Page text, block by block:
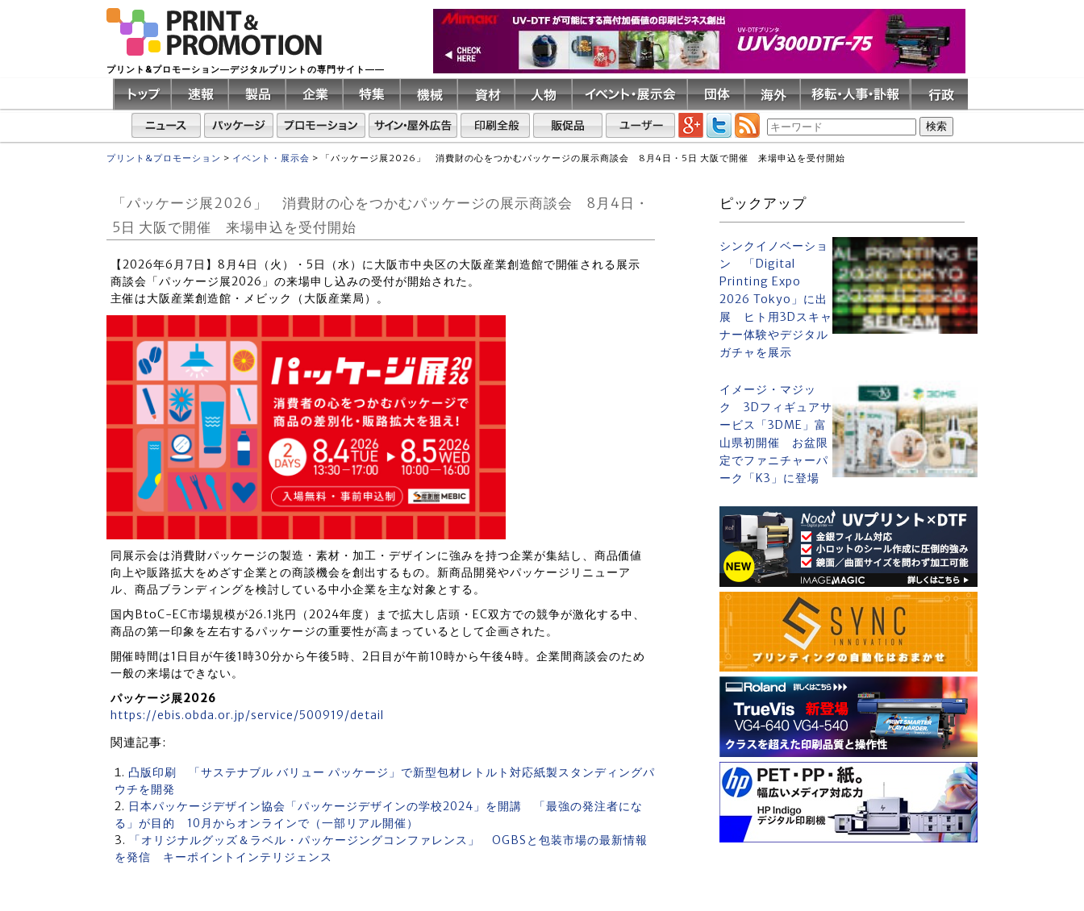
プリント&プロモーション―デジタルプリントの専門サイト――
プリント&プロモーション > イベント・展示会 > 「パッケージ展2026」 消費財の心をつかむパッケージの展示商談会 8月4日・5日 大阪で開催 来場申込を受付開始
「パッケージ展2026」 消費財の心をつかむパッケージの展示商談会 8月4日・
5日 大阪で開催 来場申込を受付開始
【2026年6月7日】8月4日（火）・5日（水）に大阪市中央区の大阪産業創造館で開催される展示
商談会「パッケージ展2026」の来場申し込みの受付が開始された。
主催は大阪産業創造館・メビック（大阪産業局）。
同展示会は消費財パッケージの製造・素材・加工・デザインに強みを持つ企業が集結し、商品価値
向上や販路拡大をめざす企業との商談機会を創出するもの。新商品開発やパッケージリニューア
ル、商品ブランディングを検討している中小企業を主な対象とする。
国内BtoC-EC市場規模が26.1兆円（2024年度）まで拡大し店頭・EC双方での競争が激化する中、
商品の第一印象を左右するパッケージの重要性が高まっているとして企画された。
開催時間は1日目が午後1時30分から午後5時、2日目が午前10時から午後4時。企業間商談会のため
一般の来場はできない。
パッケージ展2026
https://ebis.obda.or.jp/service/500919/detail
関連記事:
凸版印刷 「サステナブル バリュー パッケージ」で新型包材レトルト対応紙製スタンディングパ
ウチを開発
日本パッケージデザイン協会「パッケージデザインの学校2024」を開講 「最強の発注者にな
る」が目的 10月からオンラインで（一部リアル開催）
「オリジナルグッズ＆ラベル・パッケージングコンファレンス」 OGBSと包装市場の最新情報
を発信 キーポイントインテリジェンス
ピックアップ
シンクイノベーショ
ン 「Digital
Printing Expo
2026 Tokyo」に出
展 ヒト用3Dスキャ
ナー体験やデジタル
ガチャを展示
イメージ・マジッ
ク 3Dフィギュアサ
ービス「3DME」富
山県初開催 お盆限
定でファニチャーパ
ーク「K3」に登場